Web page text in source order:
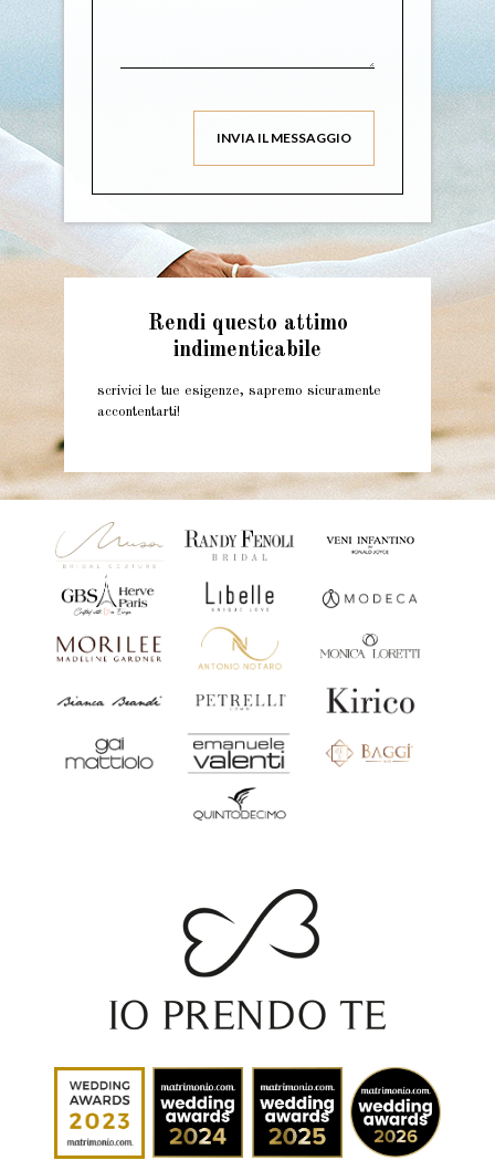
Rendi questo attimo
indimenticabile
scrivici le tue esigenze, sapremo sicuramente
accontentarti!